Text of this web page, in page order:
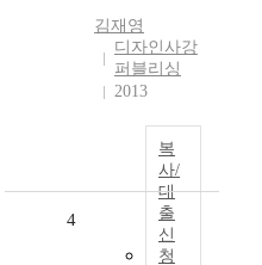
김재영
디자인사강
퍼블리싱
2013
복
사/
대
출
신
청
4